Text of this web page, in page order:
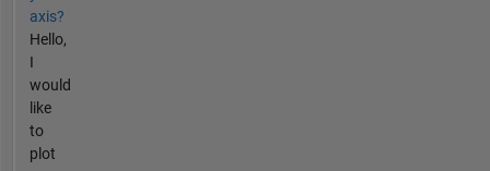
axis?
Hello,
I
would
like
to
plot